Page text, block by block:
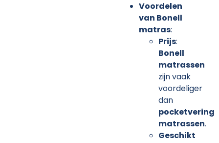
Voordelen
van Bonell
matras:
Prijs:
Bonell
matrassen
zijn vaak
voordeliger
dan
pocketvering
matrassen.
Geschikt